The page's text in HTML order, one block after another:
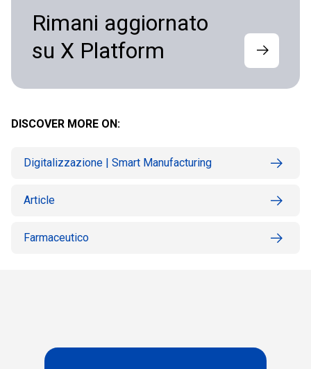
Rimani aggiornato
su X Platform
DISCOVER MORE ON:
Digitalizzazione | Smart Manufacturing
Article
Farmaceutico